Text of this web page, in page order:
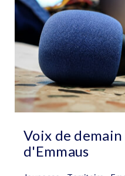
Voix de
d'Emmaus